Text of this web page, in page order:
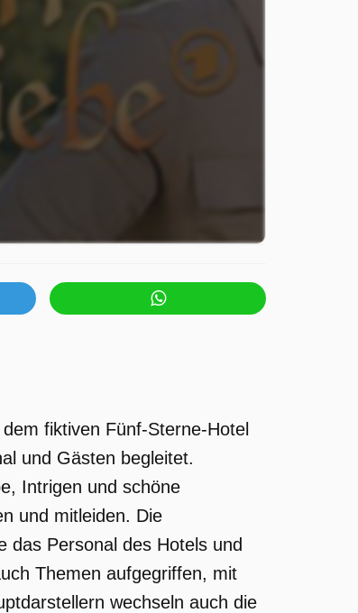
fiktiven Fünf-Sterne-Hotel
und Gästen begleitet.
Intrigen und schöne
und mitleiden. Die
das Personal des Hotels und
Themen aufgegriffen, mit
wechseln auch die